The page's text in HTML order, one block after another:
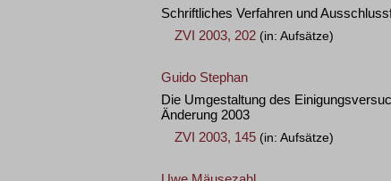
Schriftliches Verfahren und
ZVI 2003, 202 (in: Aufsätze)
Guido Stephan
Die Umgestaltung des
Änderung 2003
ZVI 2003, 145 (in: Aufsätze)